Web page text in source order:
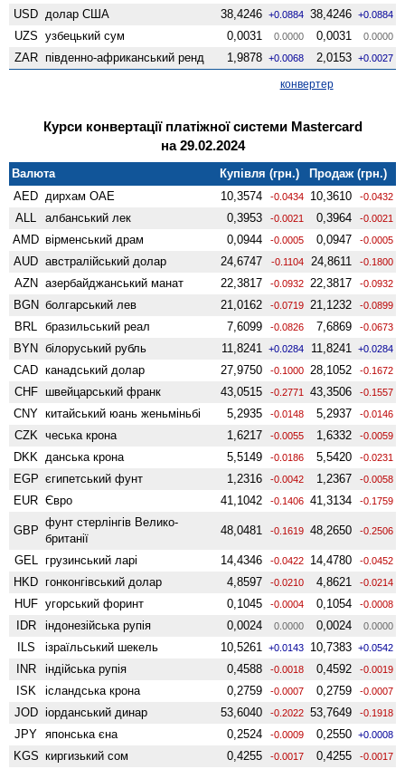
USD долар США 38,4246 +0.0884 38,4246 +0.0884
UZS узбецький сум 0,0031 0.0000 0,0031 0.0000
ZAR південно-африканський ренд 1,9878 +0.0068 2,0153 +0.0027
конвертер
Курси конвертації платіжної системи Mastercard
на 29.02.2024
Валюта Купівля (грн.)
Продаж (грн.)
AED дирхам ОАЕ 10,3574 -0.0434 10,3610 -0.0432
ALL албанський лек 0,3953 -0.0021 0,3964 -0.0021
AMD вiрменський драм 0,0944 -0.0005 0,0947 -0.0005
AUD австралійський долар 24,6747 -0.1104 24,8611 -0.1800
AZN азербайджанський манат 22,3817 -0.0932 22,3817 -0.0932
BGN болгарський лев 21,0162 -0.0719 21,1232 -0.0899
BRL бразильський реал 7,6099 -0.0826 7,6869 -0.0673
BYN білоруський рубль 11,8241 +0.0284 11,8241 +0.0284
CAD канадський долар 27,9750 -0.1000 28,1052 -0.1672
CHF швейцарський франк 43,0515 -0.2771 43,3506 -0.1557
CNY китайський юань женьмiньбi 5,2935 -0.0148 5,2937 -0.0146
CZK чеська крона 1,6217 -0.0055 1,6332 -0.0059
DKK данська крона 5,5149 -0.0186 5,5420 -0.0231
EGP єгипетський фунт 1,2316 -0.0042 1,2367 -0.0058
EUR Євро 41,1042 -0.1406 41,3134 -0.1759
GBP
фунт стерлінгів Велико­
британії
48,0481 -0.1619 48,2650 -0.2506
GEL грузинський ларі 14,4346 -0.0422 14,4780 -0.0452
HKD гонконгівський долар 4,8597 -0.0210 4,8621 -0.0214
HUF угорський форинт 0,1045 -0.0004 0,1054 -0.0008
IDR індонезійська рупія 0,0024 0.0000 0,0024 0.0000
ILS ізраїльський шекель 10,5261 +0.0143 10,7383 +0.0542
INR індійська рупія 0,4588 -0.0018 0,4592 -0.0019
ISK ісландська крона 0,2759 -0.0007 0,2759 -0.0007
JOD іорданський динар 53,6040 -0.2022 53,7649 -0.1918
JPY японська єна 0,2524 -0.0009 0,2550 +0.0008
KGS киргизький сом 0,4255 -0.0017 0,4255 -0.0017